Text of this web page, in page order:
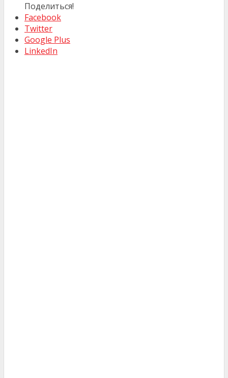
Поделиться!
Facebook
Twitter
Google Plus
LinkedIn